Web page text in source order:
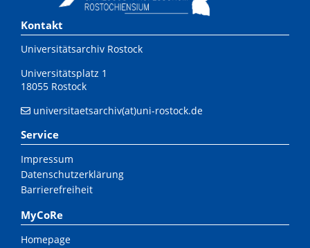
Kontakt
Universitätsarchiv Rostock
Universitätsplatz 1
18055 Rostock
universitaetsarchiv(at)uni-rostock.de
Service
Impressum
Datenschutzerklärung
Barrierefreiheit
MyCoRe
Homepage